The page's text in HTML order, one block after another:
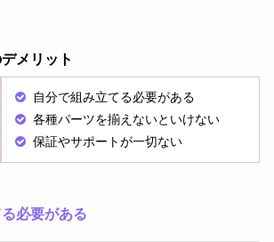
メリット
自分で組み立てる必要がある
各種パーツを揃えないといけない
保証やサポートが一切ない
必要がある